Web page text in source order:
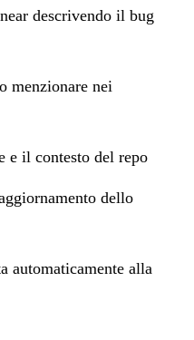
descrivendo il bug
o menzionare nei
e il contesto del repo
dello
automaticamente alla